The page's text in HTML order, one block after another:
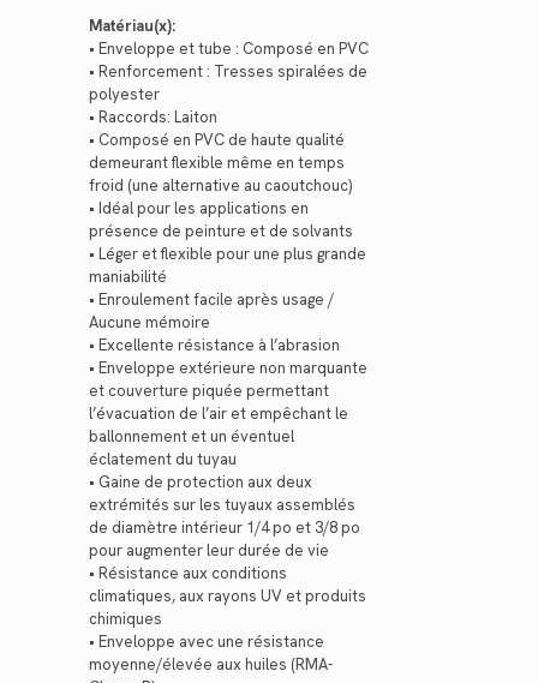
Matériau(x):
• Enveloppe et tube : Composé en PVC
• Renforcement : Tresses spiralées de
polyester
• Raccords: Laiton
• Composé en PVC de haute qualité
demeurant flexible même en temps
froid (une alternative au caoutchouc)
• Idéal pour les applications en
présence de peinture et de solvants
• Léger et flexible pour une plus grande
maniabilité
• Enroulement facile après usage /
Aucune mémoire
• Excellente résistance à l’abrasion
• Enveloppe extérieure non marquante
et couverture piquée permettant
l’évacuation de l’air et empêchant le
ballonnement et un éventuel
éclatement du tuyau
• Gaine de protection aux deux
extrémités sur les tuyaux assemblés
de diamètre intérieur 1/4 po et 3/8 po
pour augmenter leur durée de vie
• Résistance aux conditions
climatiques, aux rayons UV et produits
chimiques
• Enveloppe avec une résistance
moyenne/élevée aux huiles (RMA-